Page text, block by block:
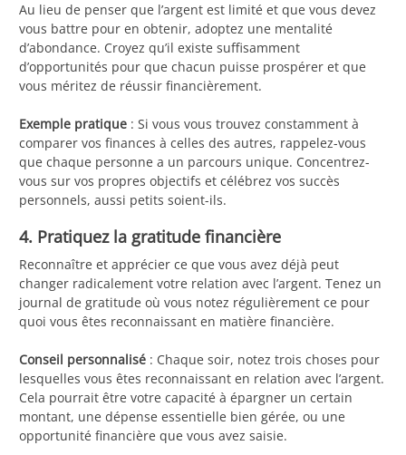
Au lieu de penser que l’argent est limité et que vous devez
vous battre pour en obtenir, adoptez une mentalité
d’abondance. Croyez qu’il existe suffisamment
d’opportunités pour que chacun puisse prospérer et que
vous méritez de réussir financièrement.
Exemple pratique : Si vous vous trouvez constamment à
comparer vos finances à celles des autres, rappelez-vous
que chaque personne a un parcours unique. Concentrez-
vous sur vos propres objectifs et célébrez vos succès
personnels, aussi petits soient-ils.
4. Pratiquez la gratitude financière
Reconnaître et apprécier ce que vous avez déjà peut
changer radicalement votre relation avec l’argent. Tenez un
journal de gratitude où vous notez régulièrement ce pour
quoi vous êtes reconnaissant en matière financière.
Conseil personnalisé : Chaque soir, notez trois choses pour
lesquelles vous êtes reconnaissant en relation avec l’argent.
Cela pourrait être votre capacité à épargner un certain
montant, une dépense essentielle bien gérée, ou une
opportunité financière que vous avez saisie.